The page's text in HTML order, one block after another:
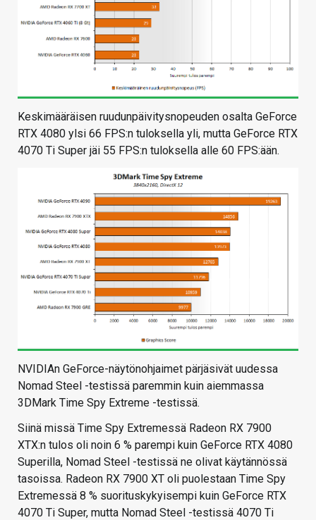
Keskimääräisen ruudunpäivitysnopeuden osalta GeForce
RTX 4080 ylsi 66 FPS:n tuloksella yli, mutta GeForce RTX
4070 Ti Super jäi 55 FPS:n tuloksella alle 60 FPS:ään.
NVIDIAn GeForce-näytönohjaimet pärjäsivät uudessa
Nomad Steel -testissä paremmin kuin aiemmassa
3DMark Time Spy Extreme -testissä.
Siinä missä Time Spy Extremessä Radeon RX 7900
XTX:n tulos oli noin 6 % parempi kuin GeForce RTX 4080
Superilla, Nomad Steel -testissä ne olivat käytännössä
tasoissa. Radeon RX 7900 XT oli puolestaan Time Spy
Extremessä 8 % suorituskykyisempi kuin GeForce RTX
4070 Ti Super, mutta Nomad Steel -testissä 4070 Ti